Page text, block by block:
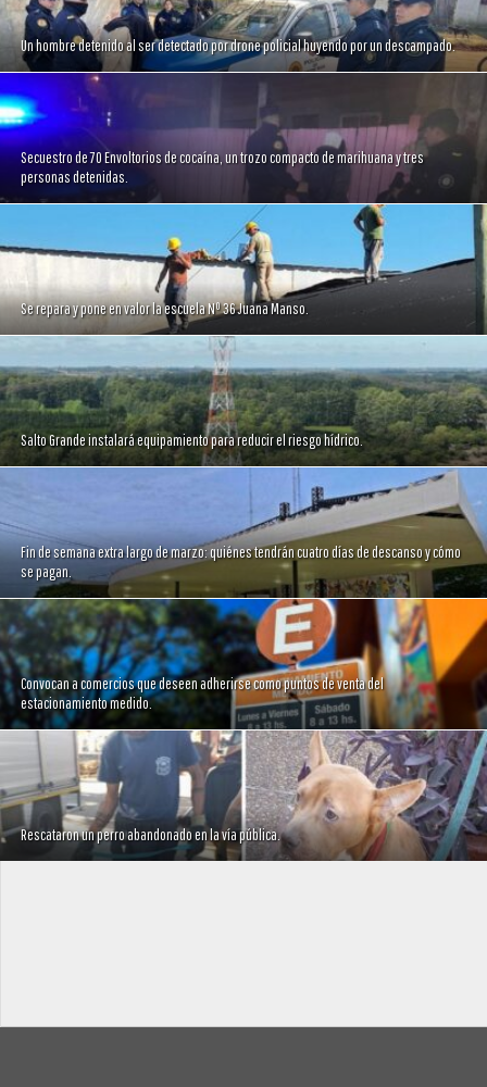
Un hombre detenido al ser detectado por drone policial huyendo por un descampado.
Secuestro de 70 Envoltorios de cocaína, un trozo compacto de marihuana y tres
personas detenidas.
Se repara y pone en valor la escuela Nº 36 Juana Manso.
Salto Grande instalará equipamiento para reducir el riesgo hídrico.
Fin de semana extra largo de marzo: quiénes tendrán cuatro días de descanso y cómo
se pagan.
Convocan a comercios que deseen adherirse como puntos de venta del
estacionamiento medido.
Rescataron un perro abandonado en la vía pública.